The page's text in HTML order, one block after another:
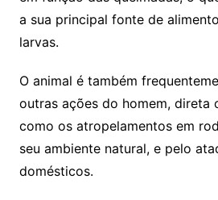
a sua principal fonte de
larvas.
O animal é também
outras ações do homem, direta
como os atropelamentos em
seu ambiente natural, e pelo
domésticos.